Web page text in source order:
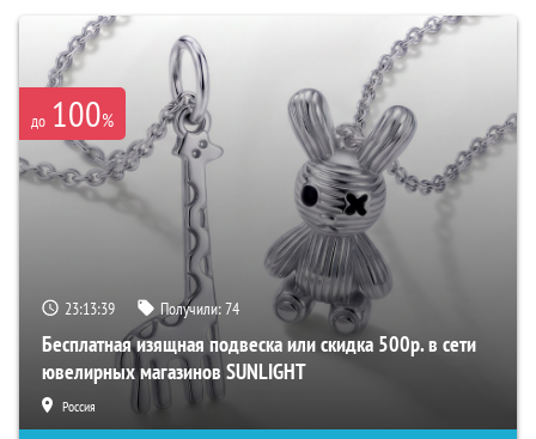
до 100%
23:13:38 Получили:74
Бесплатная изящная подвеска или скидка 500р. в сети
ювелирных магазинов SUNLIGHT
Россия